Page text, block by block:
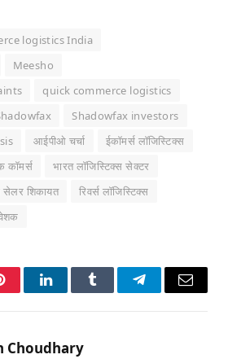
logistics India
Meesho
quick commerce logistics
Shadowfax investors
आईपीओ चर्चा
ईकॉमर्स लॉजिस्टिक्स
कॉमर्स
भारत लॉजिस्टिक्स सेक्टर
सेलर शिकायत
रिवर्स लॉजिस्टिक्स
LinkedInTumblr TelegramEmail
Choudhary